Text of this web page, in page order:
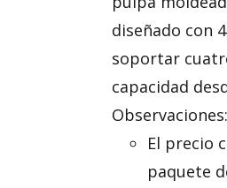
diseñado con
soportar
capacidad
Observaciones:
El precio
paquete